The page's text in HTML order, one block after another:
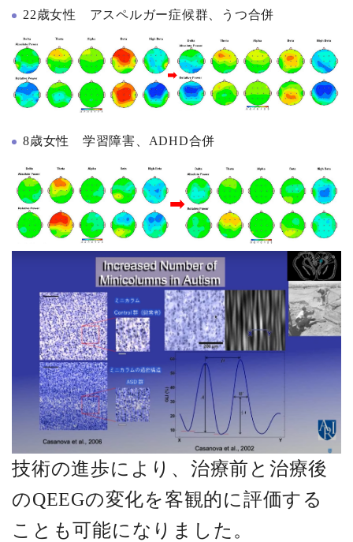
22歳女性 アスペルガー症候群、うつ合併
8歳女性 学習障害、ADHD合併
技術の進歩により、治療前と治療後
のQEEGの変化を客観的に評価する
ことも可能になりました。